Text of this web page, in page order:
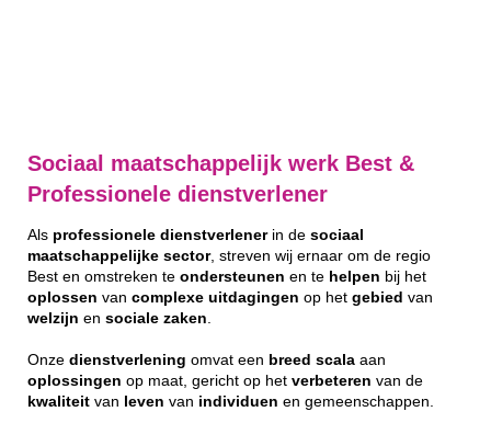
Sociaal maatschappelijk werk Best &
Professionele dienstverlener
Als professionele dienstverlenerin de sociaal
maatschappelijke sector, streven wij ernaar om de regio
Best en omstreken te ondersteunen en te helpen bij het
oplossen van complexe uitdagingen op het gebied van
welzijn en sociale zaken
Onze dienstverlening omvat een breed scala aan
oplossingen op maat, gericht op het verbeteren van de
kwaliteit van leven van individuen en gemeenschappen.